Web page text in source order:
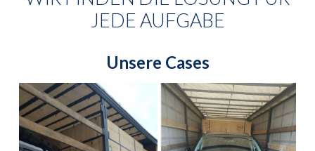
JEDE AUFGABE
Unsere Cases